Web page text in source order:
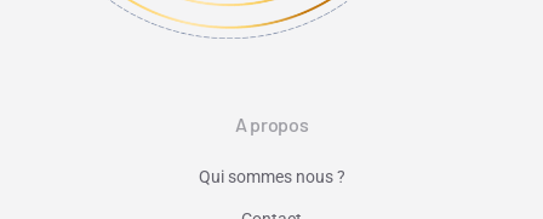
A propos
Qui sommes nous ?